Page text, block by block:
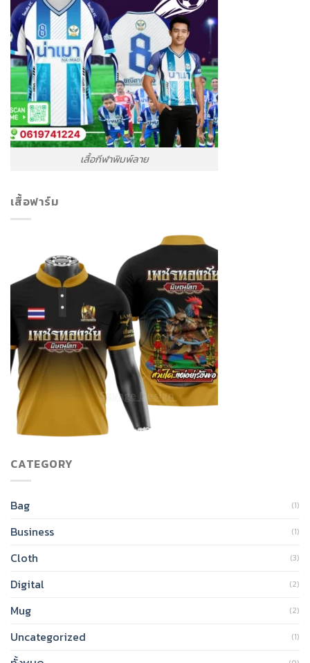
เสื้อกีฬาพิมพ์ลาย
เสื้อฟาร์ม
CATEGORY
Bag (1)
Business (1)
Cloth (3)
Digital (2)
Mug (2)
Uncategorized (1)